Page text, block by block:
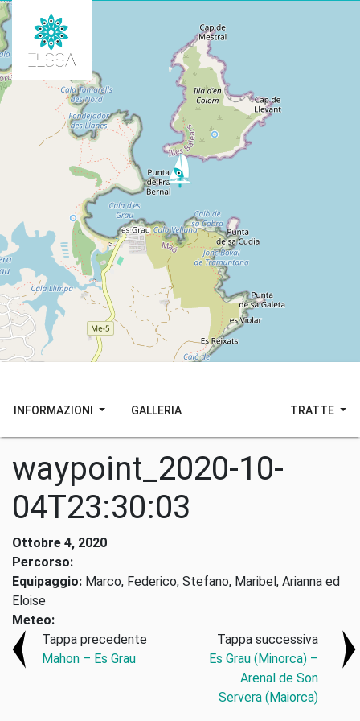
INFORMAZIONI GALLERIA TRATTE
waypoint_2020-10-
04T23:30:03
Ottobre 4, 2020
Percorso:
Equipaggio: Marco, Federico, Stefano, Maribel, Arianna ed
Eloise
Meteo:
Tappa precedente
Mahon – Es Grau
Tappa successiva
Es Grau (Minorca) –
Arenal de Son
Servera (Maiorca)